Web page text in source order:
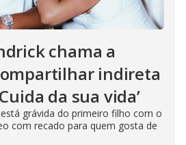
chama a
indireta
da sua vida’
grávida do primeiro filho com o
com recado para quem gosta de